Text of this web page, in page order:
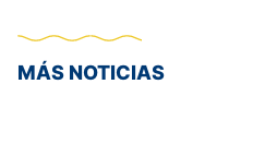
MÁS NOTICIAS